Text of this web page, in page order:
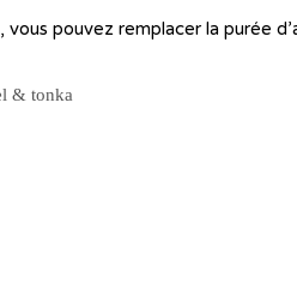
, vous pouvez remplacer la purée